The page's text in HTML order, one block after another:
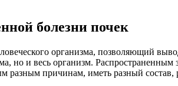
болезни почек
организма, позволяющий
но и весь организм.
разным причинам, иметь разный